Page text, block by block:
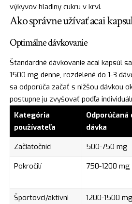
výkyvov hladiny cukru v krvi.
Ako správne užívať acai
Optimálne dávkovanie
Štandardné dávkovanie acai kapsúl
1500 mg denne, rozdelené do 1-3
sa odporúča začať s nižšou dávkou
postupne ju zvyšovať podľa
Kategória
používateľa
Odporúčaná
dávka
Začiatočníci
500-750 mg
Pokročilí
750-1200 mg
Športovci/aktívni
1200-1500 mg